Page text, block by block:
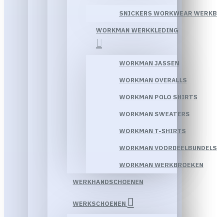
SNICKERS WORKWEAR
WORKMAN WERKKLEDING
WORKMAN JASSEN
WORKMAN OVERALLS
WORKMAN POLO SHIRTS
WORKMAN SWEATERS
WORKMAN T-SHIRTS
WORKMAN VOORDEELBUNDELS
WORKMAN WERKBROEKEN
WERKHANDSCHOENEN
WERKSCHOENEN